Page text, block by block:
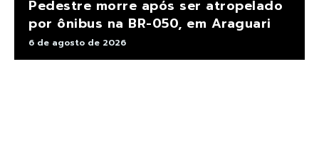
Pedestre morre após ser atropelado
por ônibus na BR-050, em Araguari
6 de agosto de 2026